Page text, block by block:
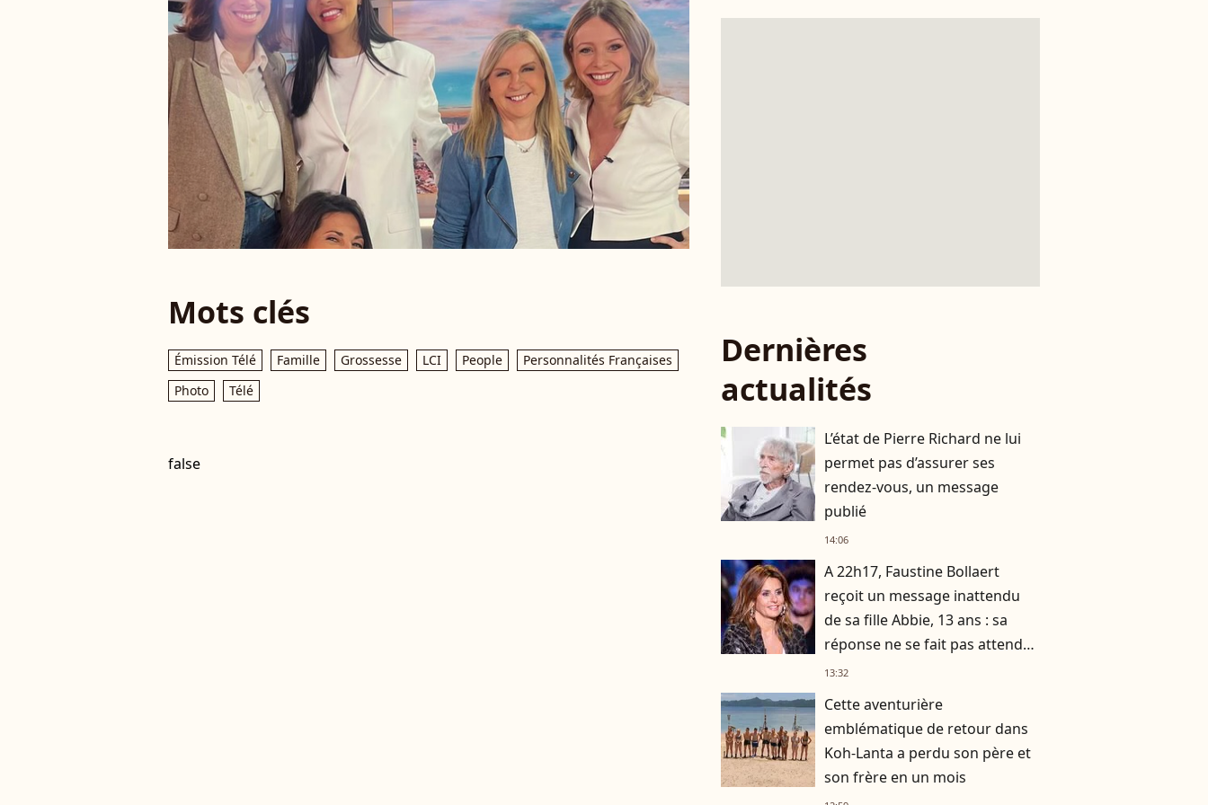
Mots clés
Émission Télé Famille Grossesse LCI People
Personnalités Françaises
Photo
Télé
false
Dernières
actualités
L’état de Pierre Richard ne lui
permet pas d’assurer ses
rendez-vous, un message
publié
14:06
A 22h17, Faustine Bollaert
reçoit un message inattendu
de sa fille Abbie, 13 ans : sa
réponse ne se fait pas attendre
!13:32
Cette aventurière
emblématique de retour dans
Koh-Lanta a perdu son père et
son frère en un mois